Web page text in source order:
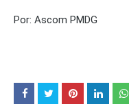
Por: Ascom PMDG